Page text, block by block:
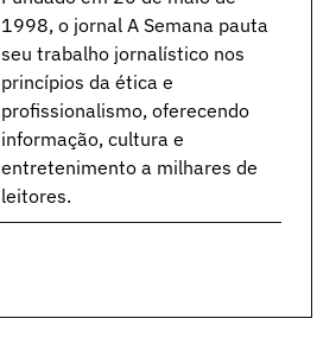
1998, o jornal A Semana pauta
seu trabalho jornalístico nos
princípios da ética e
profissionalismo, oferecendo
informação, cultura e
entretenimento a milhares de
leitores.